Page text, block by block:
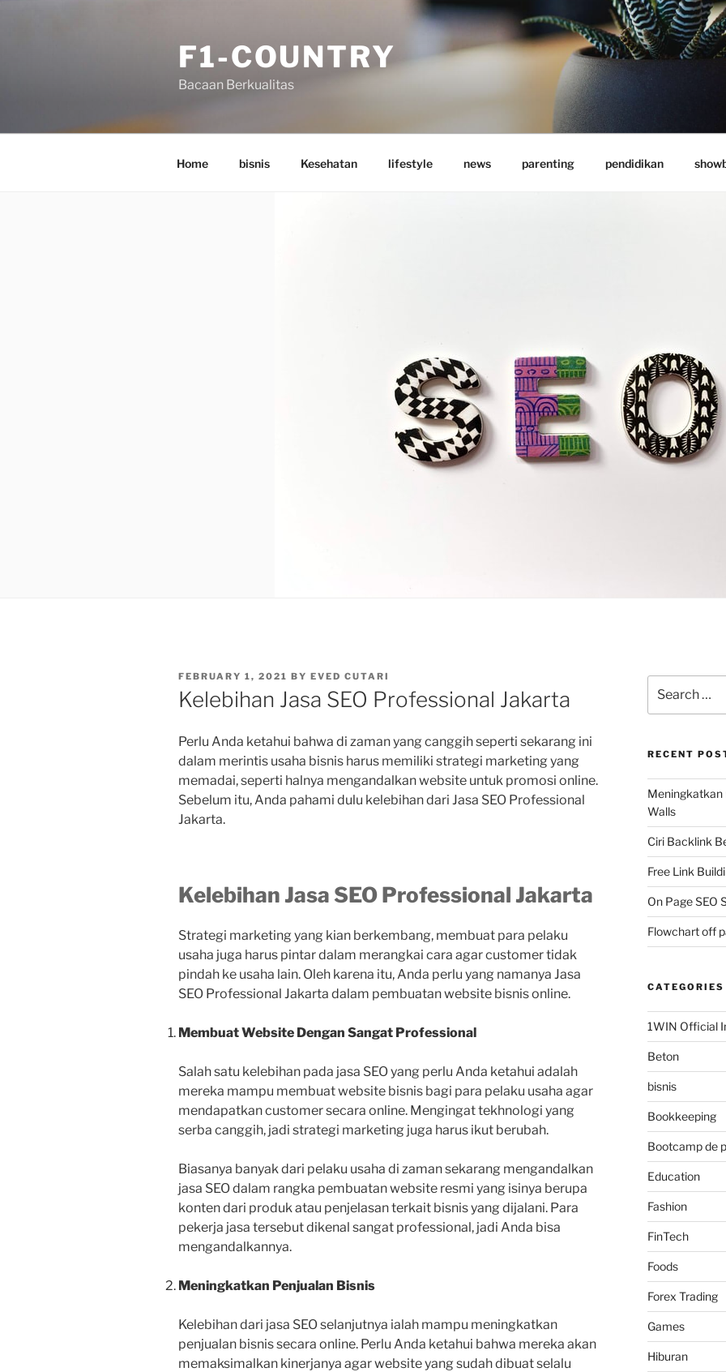
F1-COUNTRY
Bacaan Berkualitas
Home bisnis Kesehatan lifestyle news parenting pendidikan
POSTED
ON
FEBRUARY 1, 2021 BY EVED CUTARI
Kelebihan Jasa SEO Professional Jakarta
Perlu Anda ketahui bahwa di zaman yang canggih seperti sekarang ini
dalam merintis usaha bisnis harus memiliki strategi marketing yang
memadai, seperti halnya mengandalkan website untuk promosi online.
Sebelum itu, Anda pahami dulu kelebihan dari Jasa SEO Professional
Jakarta.
Kelebihan Jasa SEO Professional Jakarta
Strategi marketing yang kian berkembang, membuat para pelaku
usaha juga harus pintar dalam merangkai cara agar customer tidak
pindah ke usaha lain. Oleh karena itu, Anda perlu yang namanya Jasa
SEO Professional Jakarta dalam pembuatan website bisnis online.
Membuat Website Dengan Sangat Professional
Salah satu kelebihan pada jasa SEO yang perlu Anda ketahui adalah
mereka mampu membuat website bisnis bagi para pelaku usaha agar
mendapatkan customer secara online. Mengingat tekhnologi yang
serba canggih, jadi strategi marketing juga harus ikut berubah.
Biasanya banyak dari pelaku usaha di zaman sekarang mengandalkan
jasa SEO dalam rangka pembuatan website resmi yang isinya berupa
konten dari produk atau penjelasan terkait bisnis yang dijalani. Para
pekerja jasa tersebut dikenal sangat professional, jadi Anda bisa
mengandalkannya.
Meningkatkan Penjualan Bisnis
Kelebihan dari jasa SEO selanjutnya ialah mampu meningkatkan
penjualan bisnis secara online. Perlu Anda ketahui bahwa mereka akan
memaksimalkan kinerjanya agar website yang sudah dibuat selalu
for:
RECENT
Meningkatkan
Walls
Ciri Backlink
Free Link
On Page SEO
Flowchart off
CATEGORIES
1WIN Official
Beton
bisnis
Bookkeeping
Bootcamp de
Education
Fashion
FinTech
Foods
Forex Trading
Games
Hiburan